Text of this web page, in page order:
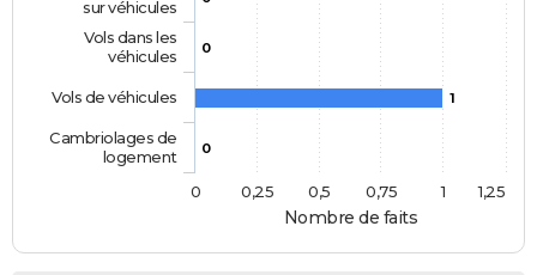
Nombre de faits
0
1
0
sur véhicules
Vols dans les
véhicules
Vols de véhicules
Cambriolages de
logement
0
1
0,25 0,5 0,75 1,25